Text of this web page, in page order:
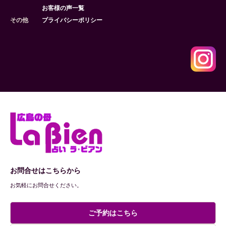
お客様の声一覧
その他
プライバシーポリシー
お問合せはこちらから
お気軽にお問合せください。
ご予約はこちら